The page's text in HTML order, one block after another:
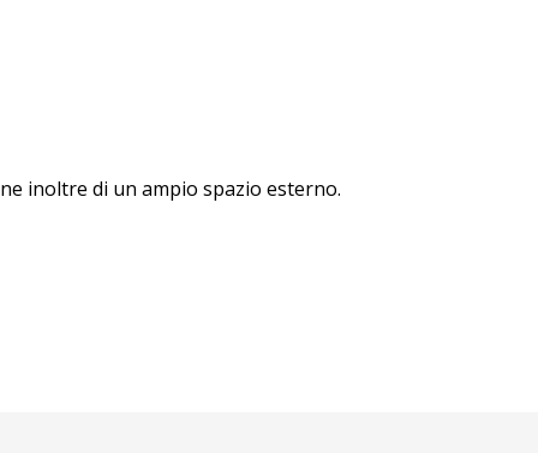
inoltre di un ampio spazio esterno.